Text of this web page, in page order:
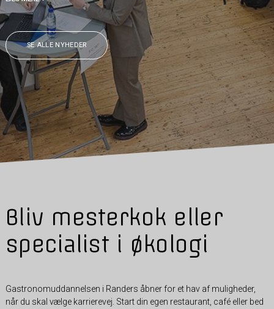
SE ALLE NYHEDER
Bliv mesterkok eller
specialist i økologi
Gastronomuddannelsen i Randers åbner for et hav af muligheder,
når du skal vælge karrierevej. Start din egen restaurant, café eller bed